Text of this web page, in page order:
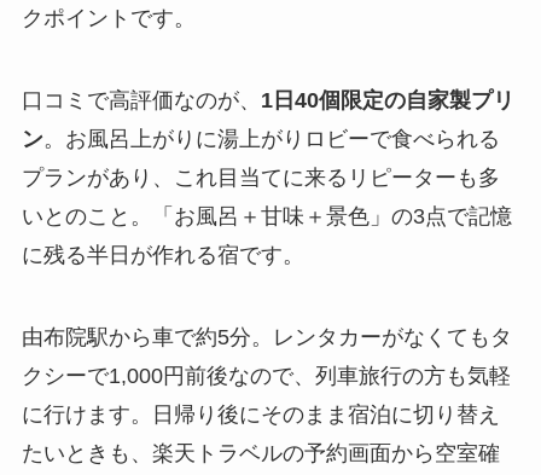
クポイントです。
口コミで高評価なのが、 1日40個限定の自家製プリ
ン。お風呂上がりに湯上がりロビーで食べられる
プランがあり、これ目当てに来るリピーターも多
いとのこと。「お風呂＋甘味＋景色」の3点で記憶
に残る半日が作れる宿です。
由布院駅から車で約5分。レンタカーがなくてもタ
クシーで1,000円前後なので、列車旅行の方も気軽
に行けます。日帰り後にそのまま宿泊に切り替え
たいときも、楽天トラベルの予約画面から空室確